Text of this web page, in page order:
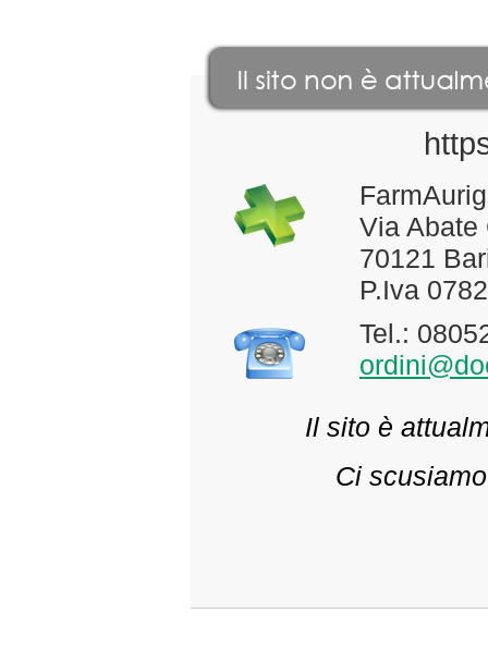
Via Abate
70121
P.Iva
Tel.:
Il sito è
Ci